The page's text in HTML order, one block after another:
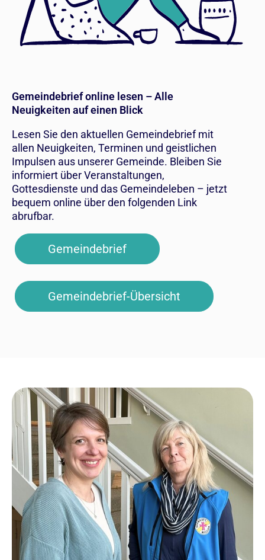
Gemeindebrief online lesen – Alle
Neuigkeiten auf einen Blick
Lesen Sie den aktuellen Gemeindebrief mit
allen Neuigkeiten, Terminen und geistlichen
Impulsen aus unserer Gemeinde. Bleiben Sie
informiert über Veranstaltungen,
Gottesdienste und das Gemeindeleben – jetzt
bequem online über den folgenden Link
abrufbar.
Gemeindebrief
Gemeindebrief-Übersicht